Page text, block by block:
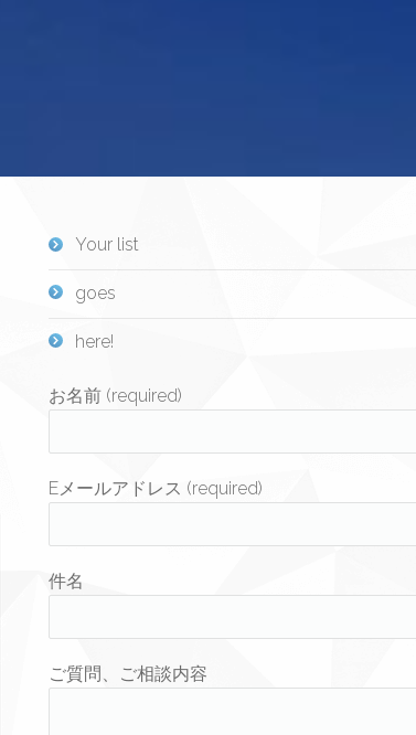
Your list
goes
here!
お名前 (required)
Eメールアドレス (required)
件名
ご質問、ご相談内容